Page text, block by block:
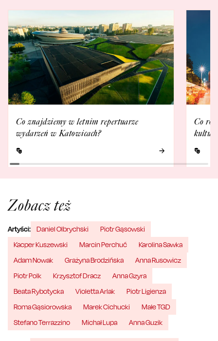
Co znajdziemy w letnim repertuarze
wydarzeń w Katowicach?
Co
Zobacz też
Artyści: Daniel Olbrychski
Piotr Gąsowski
Kacper Kuszewski
Marcin Perchuć
Karolina Sawka
Adam Nowak
Grażyna Brodzińska
Anna Rusowicz
Piotr Polk
Krzysztof Dracz
Anna Gzyra
Beata Rybotycka
Violetta Arlak
Piotr Ligienza
Roma Gąsiorowska
Marek Cichucki
Małe TGD
Stefano Terrazzino
Michał Lupa Anna Guzik